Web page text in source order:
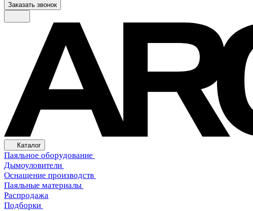
Заказать звонок
Каталог
Паяльное оборудование
Дымоуловители
Оснащение производств
Паяльные материалы
Распродажа
Подборки